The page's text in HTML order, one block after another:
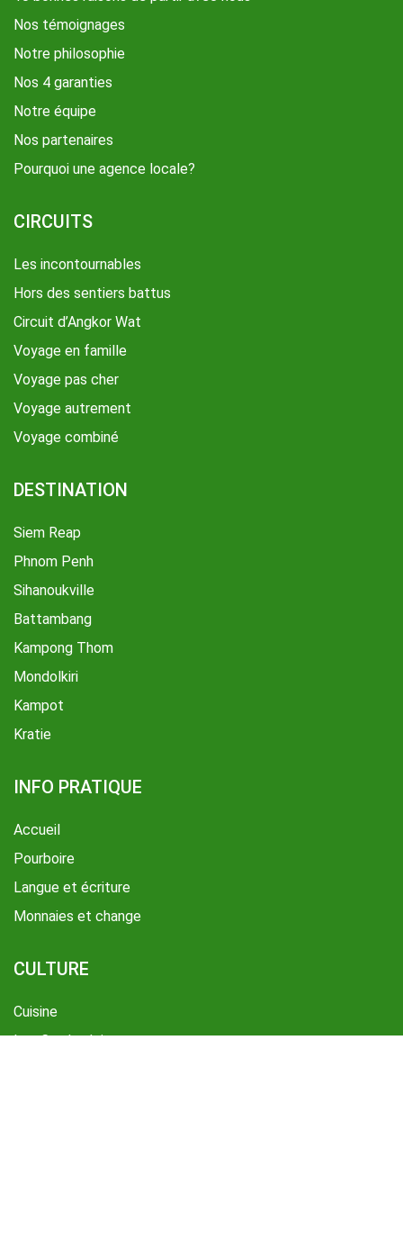
Nos témoignages
Notre philosophie
Nos 4 garanties
Notre équipe
Nos partenaires
Pourquoi une agence locale?
CIRCUITS
Les incontournables
Hors des sentiers battus
Circuit d’Angkor Wat
Voyage en famille
Voyage pas cher
Voyage autrement
Voyage combiné
DESTINATION
Siem Reap
Phnom Penh
Sihanoukville
Battambang
Kampong Thom
Mondolkiri
Kampot
Kratie
INFO PRATIQUE
Accueil
Pourboire
Langue et écriture
Monnaies et change
CULTURE
Cuisine
Les Cambodgiens